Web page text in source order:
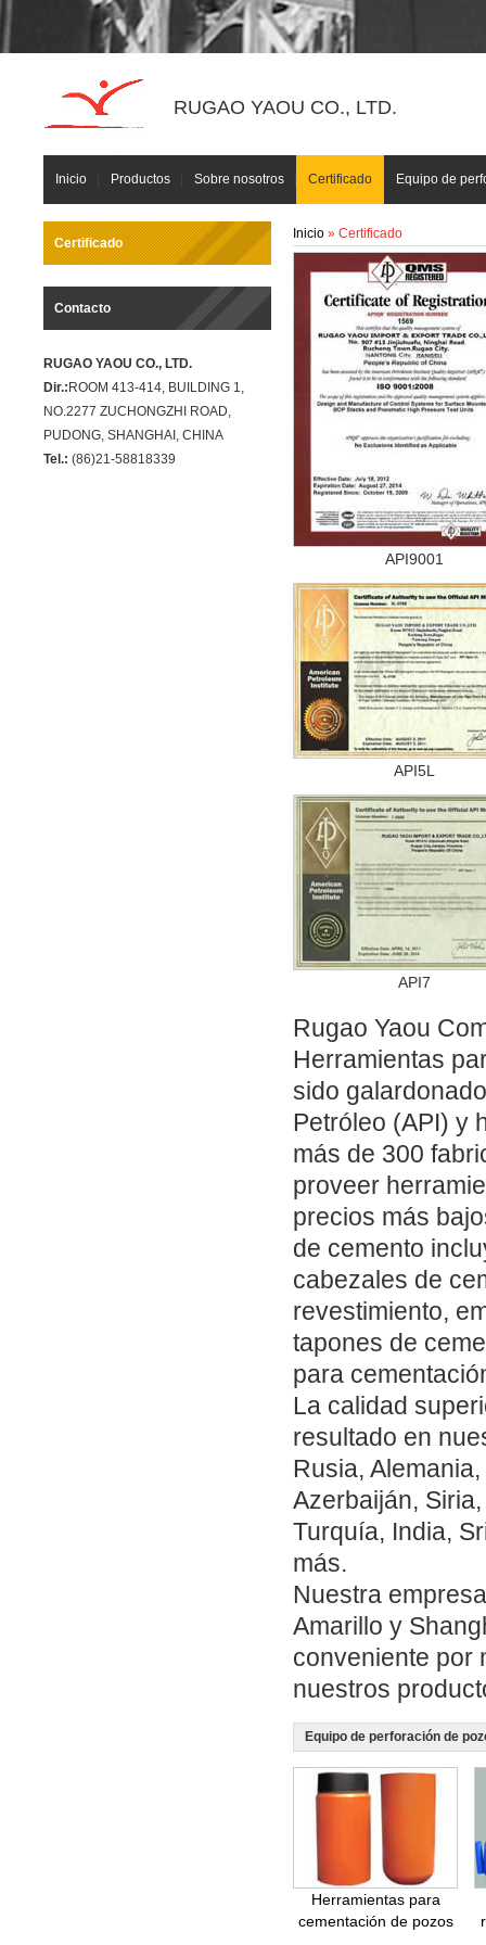
RUGAO YAOU CO., LTD.
Inicio Productos Sobre nosotros Certificado Equipo de
Certificado
Contacto
RUGAO YAOU CO., LTD.
Dir.: ROOM 413-414, BUILDING 1,
NO.2277 ZUCHONGZHI ROAD,
PUDONG, SHANGHAI, CHINA
Tel.: (86)21-58818339
Inicio » Certificado
API9001
API5L
API7
Rugao Yaou
Herramientas
sido
Petróleo (API) y
más de 300
proveer
precios más
de cemento
cabezales de
revestimiento,
tapones de
para
La calidad
resultado en
Rusia,
Azerbaiján,
Turquía, India,
más.
Nuestra
Amarillo y
conveniente por
nuestros
Equipo de perforación de
Herramientas para
cementación de pozos